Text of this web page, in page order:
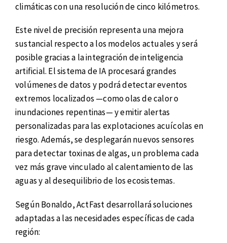
climáticas con una resolución de cinco kilómetros.
Este nivel de precisión representa una mejora
sustancial respecto a los modelos actuales y será
posible gracias a la integración de inteligencia
artificial. El sistema de IA procesará grandes
volúmenes de datos y podrá detectar eventos
extremos localizados —como olas de calor o
inundaciones repentinas— y emitir alertas
personalizadas para las explotaciones acuícolas en
riesgo. Además, se desplegarán nuevos sensores
para detectar toxinas de algas, un problema cada
vez más grave vinculado al calentamiento de las
aguas y al desequilibrio de los ecosistemas.
Según Bonaldo, ActFast desarrollará soluciones
adaptadas a las necesidades específicas de cada
región: